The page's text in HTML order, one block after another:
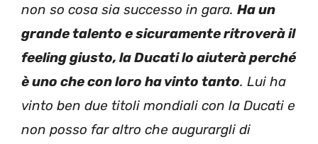
non so cosa sia successo in gara. Ha un
grande talento e sicuramente ritroverà il
feeling giusto, la Ducati lo aiuterà perché
è uno che con loro ha vinto tanto. Lui ha
vinto ben due titoli mondiali con la Ducati e
non posso far altro che augurargli di